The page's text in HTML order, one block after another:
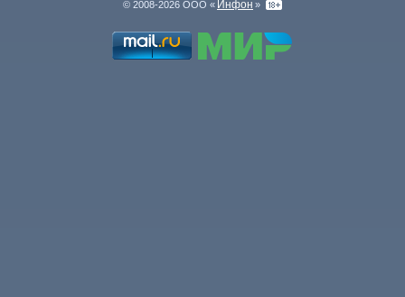
© 2008-2026 ООО « Инфон »